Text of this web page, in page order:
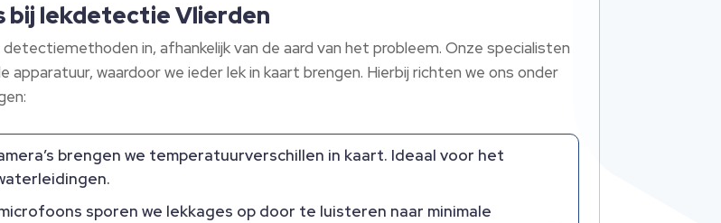
bij lekdetectie Vlierden
in, afhankelijk van de aard van het probleem.​ Onze specialisten
waardoor we ieder lek in kaart brengen.​ Hierbij richten we ons onder
brengen we temperatuurverschillen in kaart.​ Ideaal voor het
sporen we lekkages op door te luisteren naar minimale